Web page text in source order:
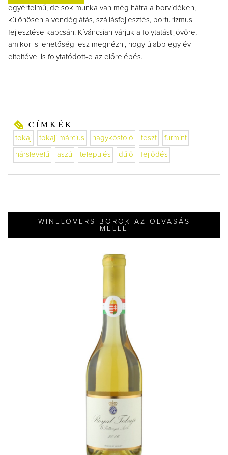
egyértelmű, de sok munka van még hátra a borvidéken,
különösen a vendéglátás, szállásfejlesztés, borturizmus
fejlesztése kapcsán. Kíváncsian várjuk a folytatást jövőre,
amikor is lehetőség lesz megnézni, hogy újabb egy év
elteltével is folytatódott-e az előrelépés.
CÍMKÉK
tokaj tokaji március nagykóstoló teszt furmint
hárslevelű aszú település dűlő fejlődés
WINELOVERS BOROK AZ OLVASÁS
MELLÉ